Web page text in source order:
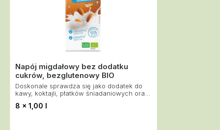
Napój migdałowy bez dodatku
cukrów, bezglutenowy BIO
Doskonale sprawdza się jako dodatek do
kawy, koktajli, płatków śniadaniowych oraz
8 x 1,00 l